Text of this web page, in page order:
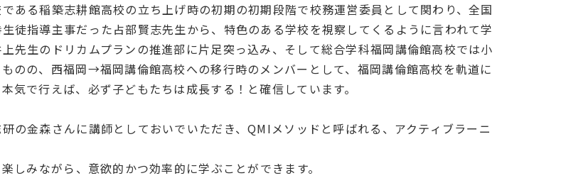
ある稲築志耕館高校の立ち上げ時の初期の初期段階で校務運営委員として関わり、全国
徒指導主事だった占部賢志先生から、特色のある学校を視察してくるように言われて学
先生のドリカムプランの推進部に片足突っ込み、そして総合学科福岡講倫館高校では小
のの、西福岡→福岡講倫館高校への移行時のメンバーとして、福岡講倫館高校を軌道に
で行えば、必ず子どもたちは成長する！と確信しています。
の金森さんに講師としておいでいただき、QMIメソッドと呼ばれる、アクティブラーニ
みながら、意欲的かつ効率的に学ぶことができます。